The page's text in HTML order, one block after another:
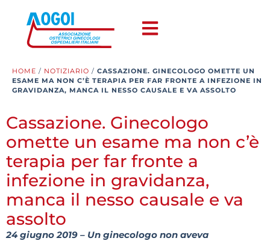
HOME / NOTIZIARIO / CASSAZIONE. GINECOLOGO OMETTE UN
ESAME MA NON C’È TERAPIA PER FAR FRONTE A INFEZIONE IN
GRAVIDANZA, MANCA IL NESSO CAUSALE E VA ASSOLTO
Cassazione. Ginecologo
omette un esame ma non c’è
terapia per far fronte a
infezione in gravidanza,
manca il nesso causale e va
assolto
24 giugno 2019 – Un ginecologo non aveva